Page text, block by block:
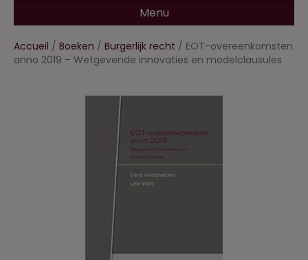
Menu
Accueil / Boeken / Burgerlijk recht / EOT-overeenkomsten
anno 2019 – Wetgevende innovaties en modelclausules